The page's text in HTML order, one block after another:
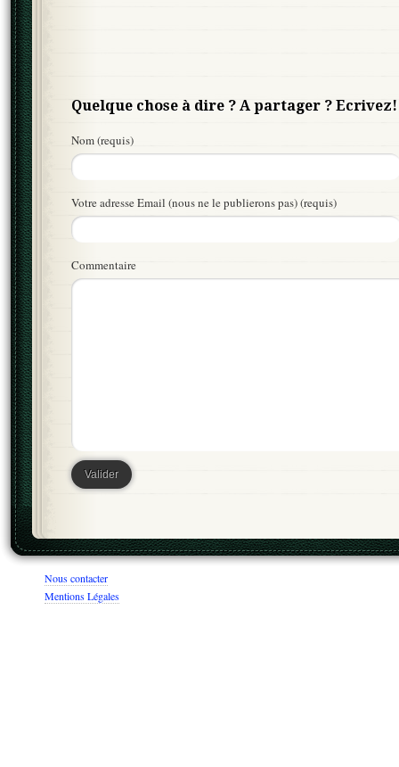
Quelque chose à dire ? A partager ? Ecrivez!
Nom (requis)
Votre adresse Email (nous ne le publierons pas) (requis)
Commentaire
Nous contacter
Mentions Légales